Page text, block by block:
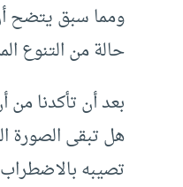
ومما سبق يتضح
حالة من التنوع
بعد أن تأكدنا
هل تبقى الصورة
تصيبه